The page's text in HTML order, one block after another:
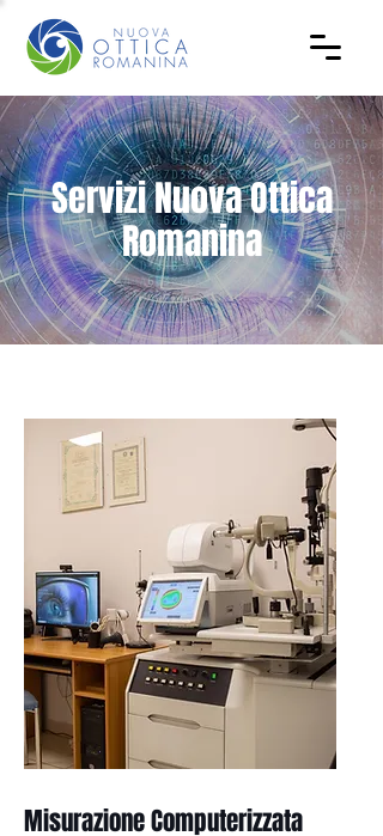
Servizi Nuova Ottica
Romanina
Misurazione Computerizzata